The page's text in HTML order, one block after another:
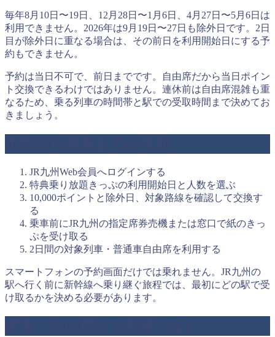
毎年8月10日〜19日、12月28日〜1月6日、4月27日〜5月6日は
利用できません。2026年は9月19日〜27日も除外日です。2日
目が除外日に重なる場合は、その前日を利用開始日にする予
約もできません。
予約は当日不可で、前日までです。自由席だから当日ポイン
ト交換できるわけではありません。連休前は自由席混雑も重
なるため、乗る列車の時間帯と駅での受取時間まで決めてお
きましょう。
JR九州Web会員へログインする
特典乗り放題きっぷの利用開始日と人数を選ぶ
10,000ポイントと除外日、対象路線を確認して交換す
る
乗車前にJR九州の指定席券売機または窓口で紙のきっ
ぷを受け取る
2日間の対象列車・普通車自由席を利用する
スマートフォンの予約画面だけでは乗れません。JR九州の
駅へ行く前に新幹線へ乗り継ぐ旅程では、最初にどの駅で受
け取るかを決める必要があります。